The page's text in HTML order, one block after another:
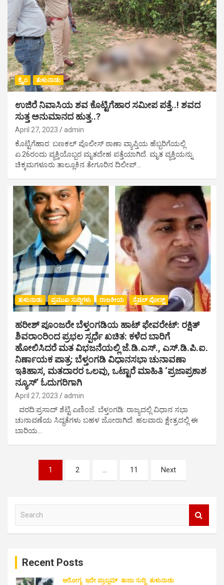
ಕ್ರೈಂ ತುಳುನಾಡು
ಉಜಿರೆ ನಿವಾಸಿಯ ಶವ ಕೊಟ್ಟಿಗೆಹಾರ ಸಮೀಪ ಪತ್ತೆ..! ಶವದ
ಸುತ್ತ ಅನುಮಾನದ ಹುತ್ತ..?
April 27, 2023 admin
ಕೊಟ್ಟಿಗೆಹಾರ: ಬಣಕಲ್ ಪೊಲೀಸ್ ಠಾಣಾ ವ್ಯಾಪ್ತಿಯ ಹೆಬ್ಬರಿಗೆಯಲ್ಲಿ
ಏ.26ರಂದು ವ್ಯಕ್ತಿಯೊಬ್ಬರ ಮೃತದೇಹ ಪತ್ತೆಯಾಗಿದೆ. ಮೃತ ವ್ಯಕ್ತಿಯನ್ನು
ಚಿಕ್ಕಮಗಳೂರು ತಾಲ್ಲೂಕಿನ ತೇಗೂರಿನ ದಿಲೀಪ್…
ತುಳುನಾಡು ಪ್ರಮುಖ ಸುದ್ದಿಗಳು ರಾಜಕೀಯ ಸ್ಪೆಷಲ್ ಪೋಸ್ಟ್
ಹರೀಶ್ ಪೂಂಜರೇ ಬೆಳ್ತಂಗಡಿಯ ಹಾಟ್ ಫೇವರೇಟ್: ರಕ್ಷಿತ್
ಶಿವರಾಂರಿಂದ ಪ್ರಭಲ ಸ್ಪರ್ಧೆ ಖಚಿತ: ಕಳೆದ ಬಾರಿಗೆ
ಹೋಲಿಸಿದರೆ ಮತ ವಿಭಜನೆಯಲ್ಲಿ ಜೆ.ಡಿ.ಎಸ್., ಎಸ್.ಡಿ.ಪಿ.ಐ.
ನಿರ್ಣಾಯಕ ‌ಪಾತ್ರ: ಬೆಳ್ತಂಗಡಿ ವಿಧಾನಸಭಾ ಚುನಾವಣಾ
ಇತಿಹಾಸ, ಮತದಾರರ ಒಲವು, ಒಟ್ಟಾರೆ ‌ಮಾಹಿತಿ ‘ಪ್ರಜಾಪ್ರಕಾಶ
ನ್ಯೂಸ್’ ಓದುಗರಿಗಾಗಿ
April 27, 2023 admin
ವರದಿ:ಪ್ರಸಾದ್ ಶೆಟ್ಟಿ ಎಣಿಂಜೆ. ಬೆಳ್ತಂಗಡಿ: ರಾಜ್ಯದಲ್ಲಿ ವಿಧಾನ ಸಭಾ
ಚುನಾವಣೆಯ ಸಿದ್ಧತೆಗಳು ಬಹಳ ಜೋರಾಗಿದೆ. ಹಲವಾರು ಕ್ಷೇತ್ರದಲ್ಲಿ ಈ
ಬಾರಿಯ…
s
1 2 … 11 Next
Recent Posts
ಆರೋಗ್ಯ ಇದೇ ಪ್ರಾಬ್ಲಮ್ ತಾಜಾ ಸುದ್ದಿ ತುಳುನಾಡು